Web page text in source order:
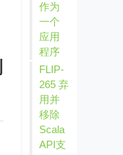
作为
一个
应用
程序
FLIP-
265 弃
用并
移除
Scala
API支